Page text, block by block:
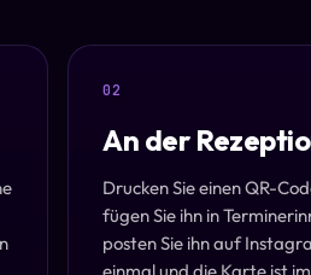
02
An der
Drucken Sie einen QR-
fügen Sie ihn in
posten Sie ihn auf